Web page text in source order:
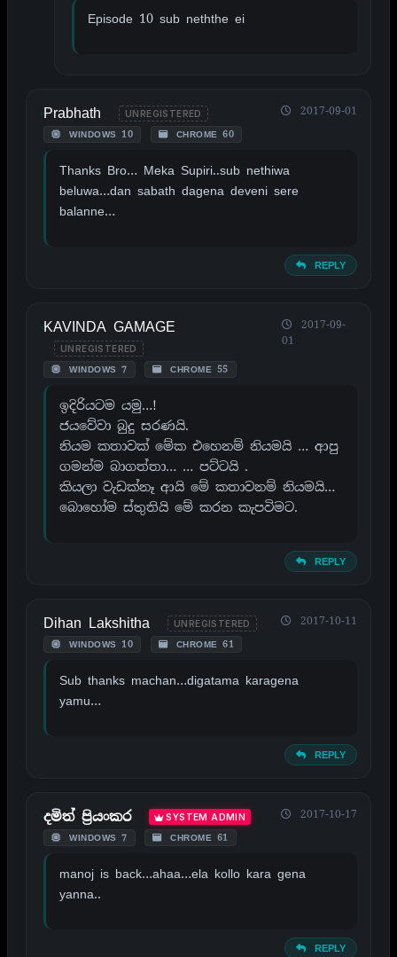
Episode 10 sub neththe ei
Prabhath UNREGISTERED
WINDOWS 10 CHROME 60
2017-09-01
Thanks Bro… Meka Supiri..sub nethiwa
beluwa…dan sabath dagena deveni sere
balanne…
REPLY
KAVINDA GAMAGE
UNREGISTERED
WINDOWS 7 CHROME 55
2017-09-
01
ඉදිරියටම යමු…!
ජයවේවා බුදු සරණයි.
නියම කතාවක් මේක එහෙනම් නියමයි … ආපු
ගමන්ම බාගත්තා… … පට්ටයි .
කියලා වැඩක්නෑ ආයි මේ කතාවනම් නියමයි…
බොහෝම ස්තුතියි මේ කරන කැපවිමට.
REPLY
Dihan Lakshitha UNREGISTERED
WINDOWS 10 CHROME 61
2017-10-11
Sub thanks machan…digatama karagena
yamu…
REPLY
දමිත් ප්‍රියංකර SYSTEM ADMIN
WINDOWS 7 CHROME 61
2017-10-17
manoj is back…ahaa…ela kollo kara gena
yanna..
REPLY